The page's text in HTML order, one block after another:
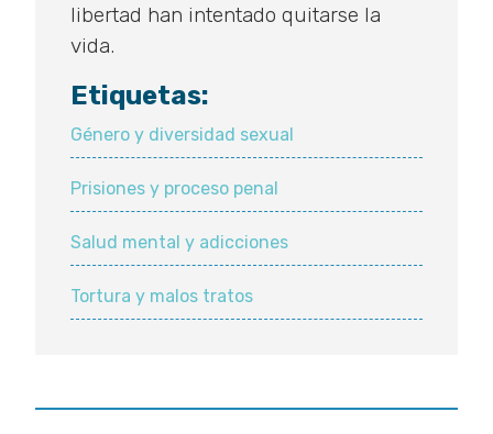
libertad han intentado quitarse la
vida.
Etiquetas:
Género y diversidad sexual
Prisiones y proceso penal
Salud mental y adicciones
Tortura y malos tratos